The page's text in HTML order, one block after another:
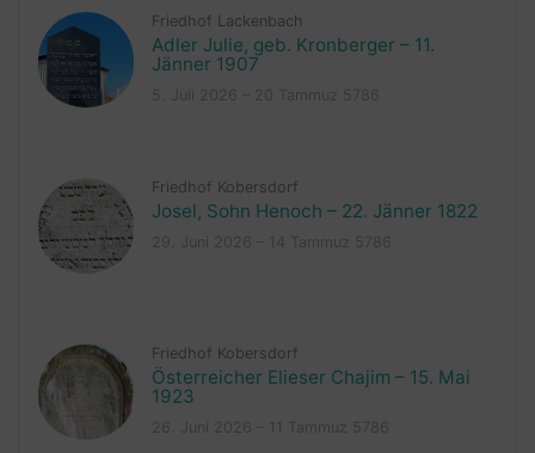
Friedhof Lackenbach
Adler Julie, geb. Kronberger – 11.
Jänner 1907
Friedhof Kobersdorf
Josel, Sohn Henoch – 22. Jänner 1822
Friedhof Kobersdorf
Österreicher Elieser Chajim – 15. Mai
1923